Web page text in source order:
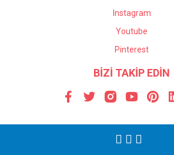
Instagram
Youtube
Pinterest
BİZİ TAKİP EDİN